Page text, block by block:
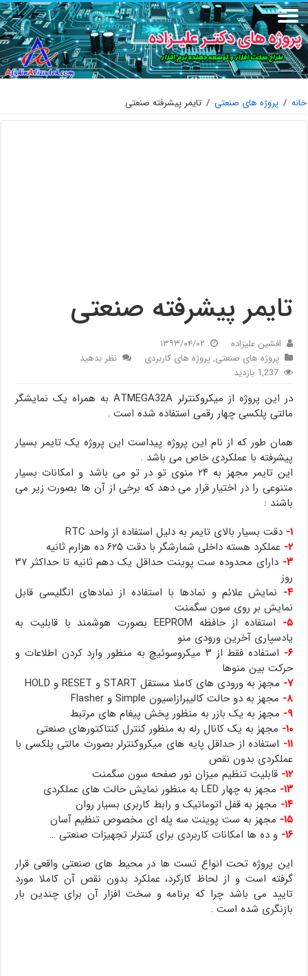
خانه / پروژه های صنعتی / تایمر پیشرفته صنعتی
تایمر پیشرفته صنعتی
افشین علیزاده
۱۳۹۳/۰۴/۰۲
پروژه های صنعتی,پروژه های کاربردی
نظر بدهید
1,237 بازدید
در این پروژه از میکروکنترلر ATMEGA32A به همراه یک نمایشگر
مالتی پلکسی چهار رقمی استفاده شده است .
همان طور که از نام این پروژه پیداست این پروژه یک تایمر بسیار
پیشرفته با عملکردی خاص می باشد .
این تایمر مجهز به ۲۴ منوی تو در تو می باشد و امکانات بسیار
متنوعی را در اختیار قرار می دهد که برخی از آن ها بصورت زیر می
باشند :
۱- دقت بسیار بالای تایمر به دلیل استفاده از واحد RTC
۲- عملکرد هسته داخلی شمارشگر با دقت ۶۲۵ ده هزارم ثانیه
۳-
دارای محدوده ست پوینت حداقل یک دهم ثانیه تا حداکثر ۳۷
روز
۴-
نمایش علائم و نمادها با استفاده از نمادهای انگلیسی قابل
نمایش بر روی سون سگمنت
۵-
استفاده از حافظه EEPROM بصورت هوشمند با قابلیت به
یادسپاری آخرین ورودی منو
۶-
استفاده فقط از ۳ میکروسوئیچ به منظور وارد کردن اطلاعات و
حرکت بین منوها
۷- مجهز به ورودی های کاملا مستقل START و RESET و HOLD
۸- مجهز به دو حالت کالیبرازاسیون Simple و Flasher
۹- مجهز به یک بازر به منظور پخش پیغام های مرتبط
۱۰- مجهز به یک کانال رله به منظور کنترل کنتاکتورهای صنعتی
۱۱- استفاده از حداقل پایه های میکروکنترلر بصورت مالتی پلکسی با
عملکردی بدون نقص
۱۲- قابلیت تنظیم میزان نور صفحه سون سگمنت
۱۳- مجهز به چهار LED به منظور نمایش حالت های عملکردی
۱۴- مجهز به قفل اتوماتیک و رابط کاربری بسیار روان
۱۵- مجهز به ست پوینت سه پله ای مخصوص تنظیم آسان
۱۶- و ده ها امکانات کاربردی برای کنترلر تجهیزات صنعتی …
این پروژه تحت انواع تست ها در محیط های صنعتی واقعی قرار
گرفته است و از لحاظ کارکرد، عملکرد بدون نقص آن کاملا مورد
تایید می باشد چرا که برنامه و سخت افزار آن برای چندین بار
بازنگری شده است .